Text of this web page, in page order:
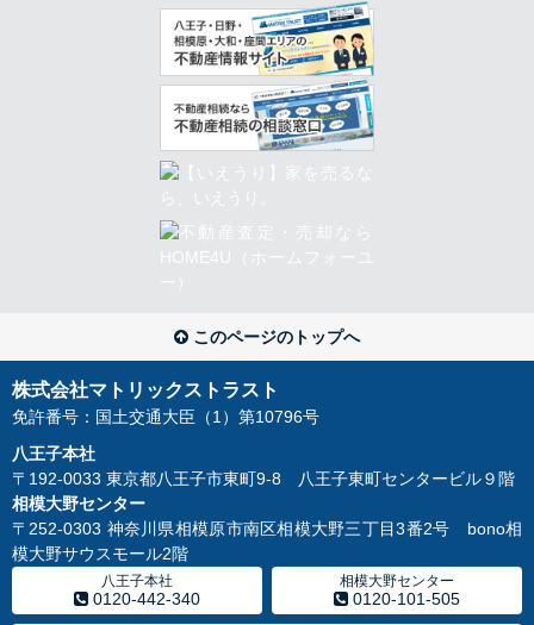
このページのトップへ
株式会社マトリックストラスト
免許番号：国土交通大臣（1）第10796号
八王子本社
〒192-0033 東京都八王子市東町9-8 八王子東町センタービル９階
相模大野センター
〒252-0303 神奈川県相模原市南区相模大野三丁目3番2号 bono相
模大野サウスモール2階
八王子本社
0120-442-340
相模大野センター
0120-101-505